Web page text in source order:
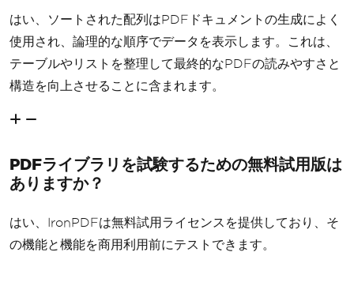
はい、ソートされた配列はPDFドキュメントの生成によく
使用され、論理的な順序でデータを表示します。これは、
テーブルやリストを整理して最終的なPDFの読みやすさと
構造を向上させることに含まれます。
PDFライブラリを試験するための無料試用版は
ありますか？
はい、IronPDFは無料試用ライセンスを提供しており、そ
の機能と機能を商用利用前にテストできます。